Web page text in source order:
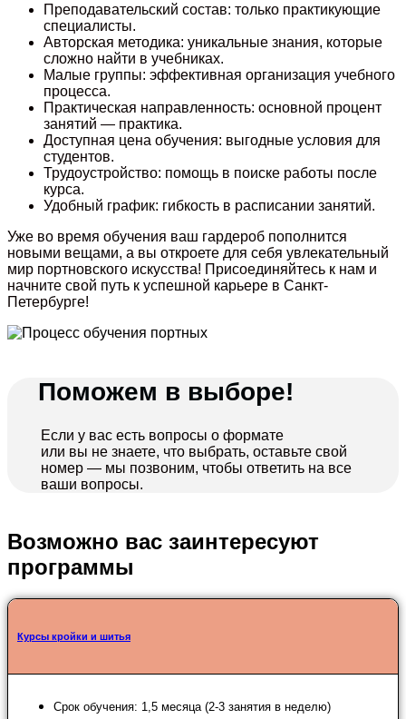
Преподавательский состав: только практикующие
специалисты.
Авторская методика: уникальные знания, которые
сложно найти в учебниках.
Малые группы: эффективная организация учебного
процесса.
Практическая направленность: основной процент
занятий — практика.
Доступная цена обучения: выгодные условия для
студентов.
Трудоустройство: помощь в поиске работы после
курса.
Удобный график: гибкость в расписании занятий.
Уже во время обучения ваш гардероб пополнится
новыми вещами, а вы откроете для себя увлекательный
мир портновского искусства! Присоединяйтесь к нам и
начните свой путь к успешной карьере в Санкт-
Петербурге!
Поможем в выборе!
Если у вас есть вопросы о формате
или вы не знаете, что выбрать, оставьте свой
номер — мы позвоним, чтобы ответить на все
ваши вопросы.
Возможно вас заинтересуют
программы
Курсы кройки и шитья
Срок обучения: 1,5 месяца (2-3 занятия в неделю)